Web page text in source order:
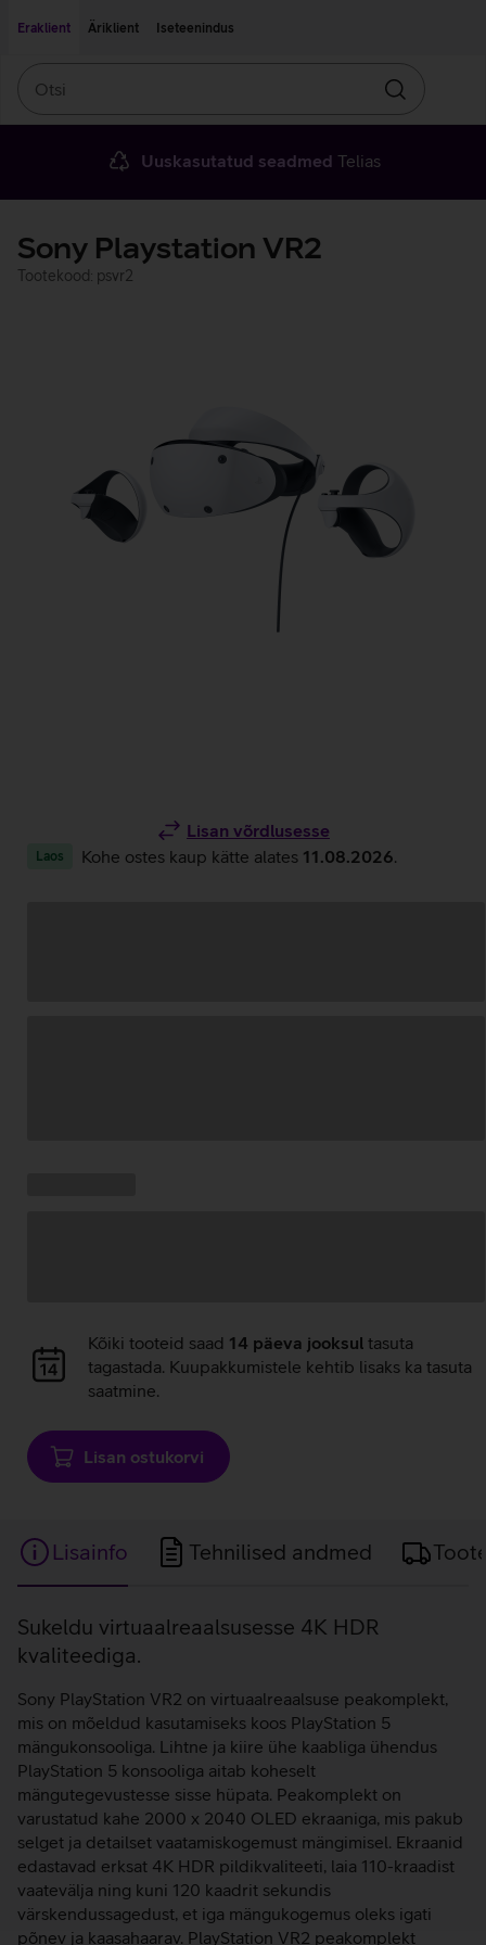
Eraklient
Äriklient Iseteenindus
Otsin
Uuskasutatud seadmed Telias
Sony Playstation VR2
Tootekood: psvr2
Lisan võrdlusesse
Laos Kohe ostes kaup kätte alates 11.08.2026
Andmete
laadimine
Kõiki tooteid saad 14 päeva jooksul tasuta
tagastada. Kuupakkumistele kehtib lisaks ka tasuta
saatmine.
Lisan ostukorvi
Lisainfo Tehnilised andmed
Lisainfo
Sukeldu virtuaalreaalsusesse 4K HDR
kvaliteediga.
Sony PlayStation VR2 on virtuaalreaalsuse peakomplekt,
mis on mõeldud kasutamiseks koos PlayStation 5
mängukonsooliga. Lihtne ja kiire ühe kaabliga ühendus
PlayStation 5 konsooliga aitab koheselt
mängutegevustesse sisse hüpata. Peakomplekt on
varustatud kahe 2000 x 2040 OLED ekraaniga, mis pakub
selget ja detailset vaatamiskogemust mängimisel. Ekraanid
edastavad erksat 4K HDR pildikvaliteeti, laia 110-kraadist
vaatevälja ning kuni 120 kaadrit sekundis
värskendussagedust, et iga mängukogemus oleks igati
põnev ja kaasahaarav. PlayStation VR2 peakomplekt